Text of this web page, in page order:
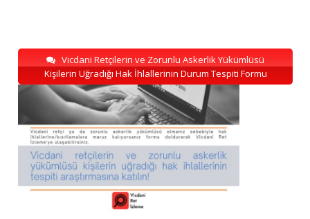
Vicdani Retçilerin ve Zorunlu Askerlik Yükümlüsü
Kişilerin Uğradığı Hak İhlallerinin Durum Tespiti Formu